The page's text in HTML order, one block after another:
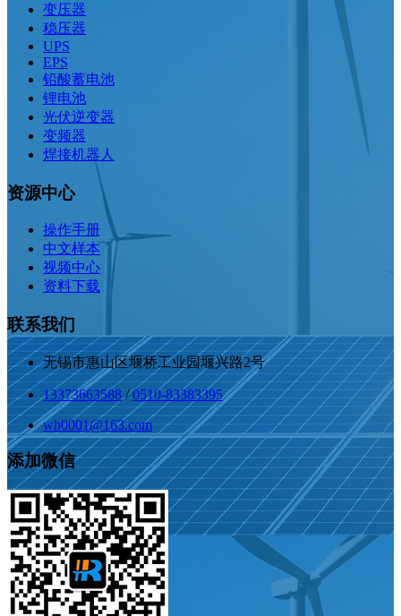
变压器
稳压器
UPS
EPS
铅酸蓄电池
锂电池
光伏逆变器
变频器
焊接机器人
资源中心
操作手册
中文样本
视频中心
资料下载
联系我们
无锡市惠山区堰桥工业园堰兴路2号
13373663588/0510-83383395
wh0001@163.com
添加微信